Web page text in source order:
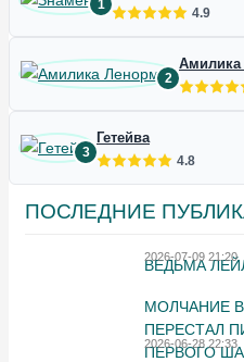
1
4.9
2
Амилика
3
Гетейва
4.8
ПОСЛЕДНИЕ
ВЕДЬМА
2026-07-09 21:20
МОЛЧАНИЕ
ПЕРЕСТАЛ
ПЕРВОГО
2026-06-28 22:33